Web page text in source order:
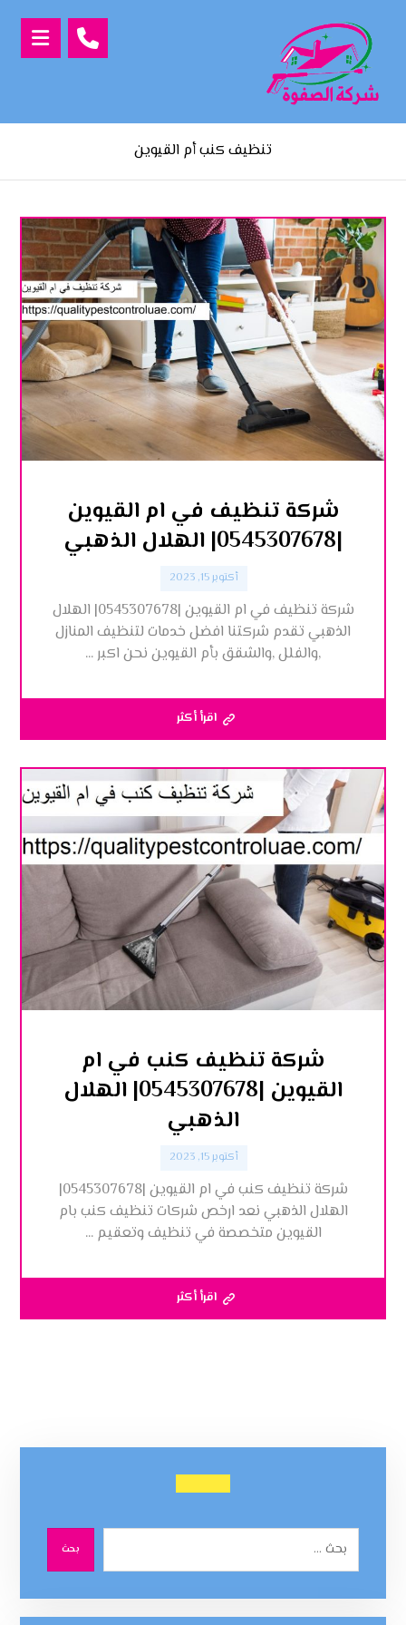
تنظيف كنب أم القيوين
شركة تنظيف في ام القيوين
|0545307678| الهلال الذهبي
أكتوبر 15, 2023
شركة تنظيف في ام القيوين |0545307678| الهلال
الذهبي تقدم شركتنا افضل خدمات لتنظيف المنازل
,والفلل ,والشقق بأم القيوين نحن اكبر ...
اقرأ أكثر
شركة تنظيف كنب في ام
القيوين |0545307678| الهلال
الذهبي
أكتوبر 15, 2023
شركة تنظيف كنب في ام القيوين |0545307678|
الهلال الذهبي نعد ارخص شركات تنظيف كنب بام
القيوين متخصصة في تنظيف وتعقيم ...
اقرأ أكثر
بحث